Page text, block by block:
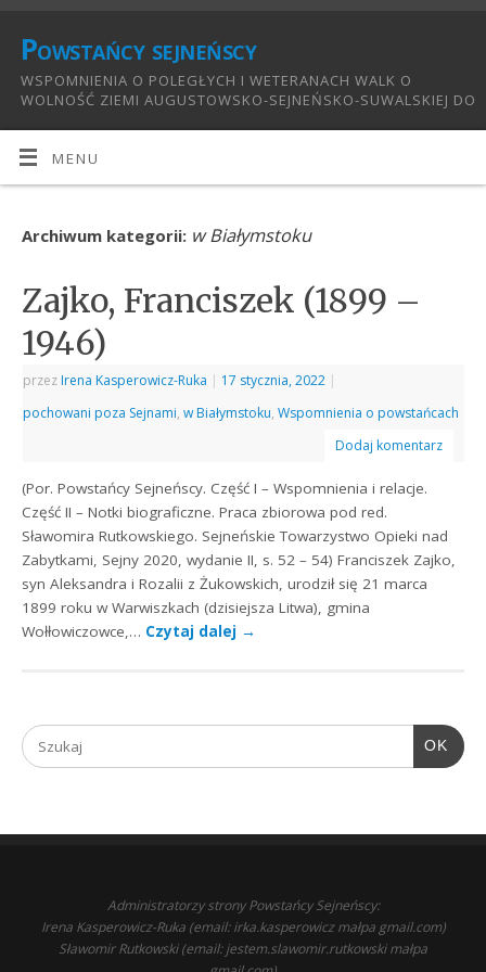
Powstańcy sejneńscy
WSPOMNIENIA O POLEGŁYCH I WETERANACH WALK O
WOLNOŚĆ ZIEMI AUGUSTOWSKO-SEJNEŃSKO-SUWALSKIEJ DO
MENU
Archiwum kategorii: w Białymstoku
Zajko, Franciszek (1899 –
1946)
przez Irena Kasperowicz-Ruka | 17 stycznia, 2022 |
pochowani poza Sejnami,w Białymstoku,Wspomnienia o powstańcach
Dodaj komentarz
(Por. Powstańcy Sejneńscy. Część I – Wspomnienia i relacje.
Część II – Notki biograficzne. Praca zbiorowa pod red.
Sławomira Rutkowskiego. Sejneńskie Towarzystwo Opieki nad
Zabytkami, Sejny 2020, wydanie II, s. 52 – 54) Franciszek Zajko,
syn Aleksandra i Rozalii z Żukowskich, urodził się 21 marca
1899 roku w Warwiszkach (dzisiejsza Litwa), gmina
Wołłowiczowce,… Czytaj dalej →
OK
Administratorzy strony Powstańcy Sejneńscy:
Irena Kasperowicz-Ruka (email: irka.kasperowicz małpa gmail.com)
Sławomir Rutkowski (email: jestem.slawomir.rutkowski małpa